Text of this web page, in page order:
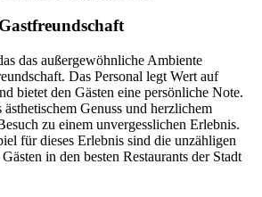
das außergewöhnliche Ambiente
Das Personal legt Wert auf
bietet den Gästen eine persönliche Note.
Genuss und herzlichem
zu einem unvergesslichen Erlebnis.
für dieses Erlebnis sind die unzähligen
in den besten Restaurants der Stadt